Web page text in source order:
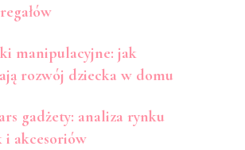
manipulacyjne: jak
rozwój dziecka w domu
gadżety: analiza rynku
i akcesoriów